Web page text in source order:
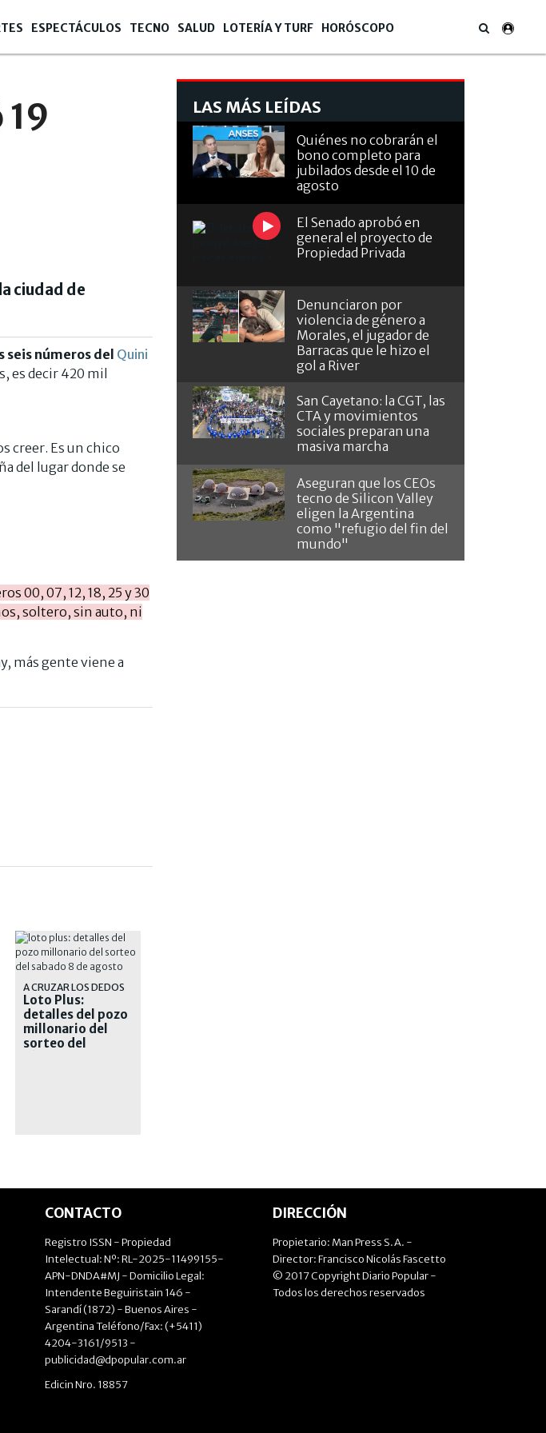
ESPECTÁCULOS TECNO SALUD LOTERÍA Y TURF HORÓSCOPO
ciudad de
seis números del Quini
es decir 420 mil
creer. Es un chico
del lugar donde se
00, 07, 12, 18, 25 y 30
soltero, sin auto, ni
más gente viene a
A CRUZAR LOS DEDOS
Loto Plus:
detalles del pozo
millonario del
sorteo del
LAS MÁS LEÍDAS
Quiénes no cobrarán el
bono completo para
jubilados desde el 10 de
agosto
El Senado aprobó en
general el proyecto de
Propiedad Privada
Denunciaron por
violencia de género a
Morales, el jugador de
Barracas que le hizo el
gol a River
San Cayetano: la CGT, las
CTA y movimientos
sociales preparan una
masiva marcha
Aseguran que los CEOs
tecno de Silicon Valley
eligen la Argentina
como "refugio del fin del
mundo"
CONTACTO
Registro ISSN - Propiedad
Intelectual: Nº: RL-2025-11499155-
APN-DNDA#MJ - Domicilio Legal:
Intendente Beguiristain 146 -
Sarandí (1872) - Buenos Aires -
Argentina Teléfono/Fax: (+5411)
4204-3161/9513 -
publicidad@dpopular.com.ar
Edicin Nro. 18857
DIRECCIÓN
Propietario: Man Press S.A. -
Director: Francisco Nicolás Fascetto
© 2017 Copyright Diario Popular -
Todos los derechos reservados